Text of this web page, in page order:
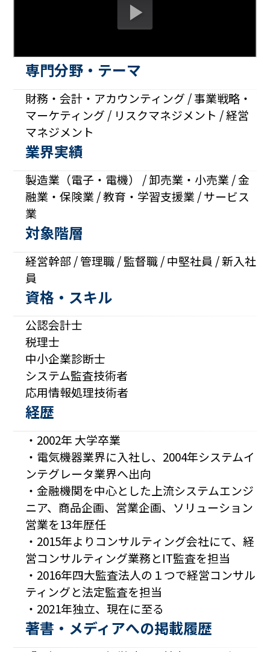
専門分野・テーマ
財務・会計・アカウンティング / 事業戦略・
マーケティング / リスクマネジメント / 経営
マネジメント
業界実績
製造業（電子・電機） / 卸売業・小売業 / 金
融業・保険業 / 教育・学習支援業 / サービス
業
対象階層
経営幹部 / 管理職 / 監督職 / 中堅社員 / 新入社
員
資格・スキル
公認会計士
税理士
中小企業診断士
システム監査技術者
応用情報処理技術者
経歴
・2002年 大学卒業
・電気機器業界に入社し、2004年システムイ
ンテグレータ業界へ出向
・金融機関を中心とした上流システムエンジ
ニア、商品企画、営業企画、ソリューション
営業を13年歴任
・2015年よりコンサルティング会社にて、経
営コンサルティング業務とIT監査を担当
・2016年四大監査法人の１つで経営コンサル
ティングと法定監査を担当
・2021年独立、現在に至る
著書・メディアへの掲載履歴